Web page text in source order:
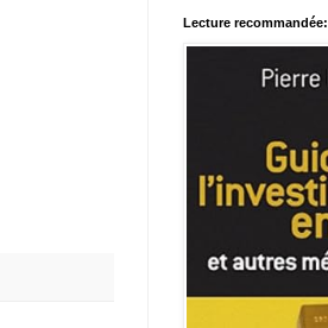
Lecture recommandée: